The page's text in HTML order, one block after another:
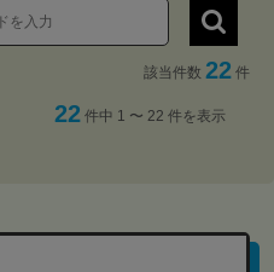
該当件数 22 件
22 件中 1 〜 22 件を表示